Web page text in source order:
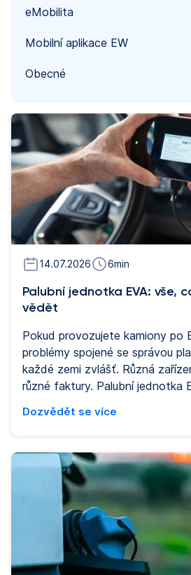
eMobilita
Mobilní aplikace EW
Obecné
14.07.2026 6min
Palubní jednotka EVA: vše,
vědět
Pokud provozujete kamiony po
problémy spojené se správou
každé zemi zvlášť. Různá
různé faktury. Palubní jednotka
změnila. Tento průvodce
funguje, pro koho je určena a
vozového parku a ochranou
podvody.
Dozvědět se více